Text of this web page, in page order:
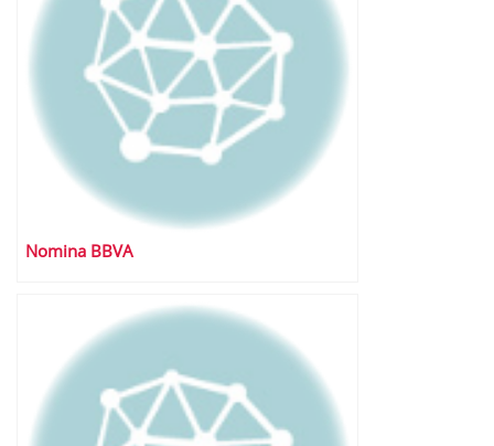
Nomina BBVA